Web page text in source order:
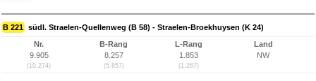
B 221 südl. Straelen-Quellenweg (B 58) - Straelen-Broekhuysen (K 24)
Nr.
9.905
(10.274)
B-Rang
8.257
(5.857)
L-Rang
1.853
(1.267)
Land
NW